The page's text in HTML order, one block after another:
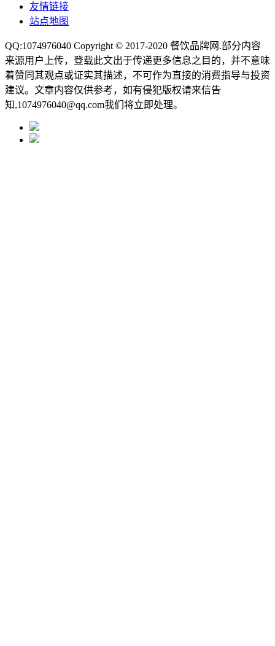
友情链接
站点地图
QQ:1074976040 Copyright © 2017-2020 餐饮品牌网 .部分内容
来源用户上传，登载此文出于传递更多信息之目的，并不意味
着赞同其观点或证实其描述，不可作为直接的消费指导与投资
建议。文章内容仅供参考，如有侵犯版权请来信告
知,1074976040@qq.com我们将立即处理。